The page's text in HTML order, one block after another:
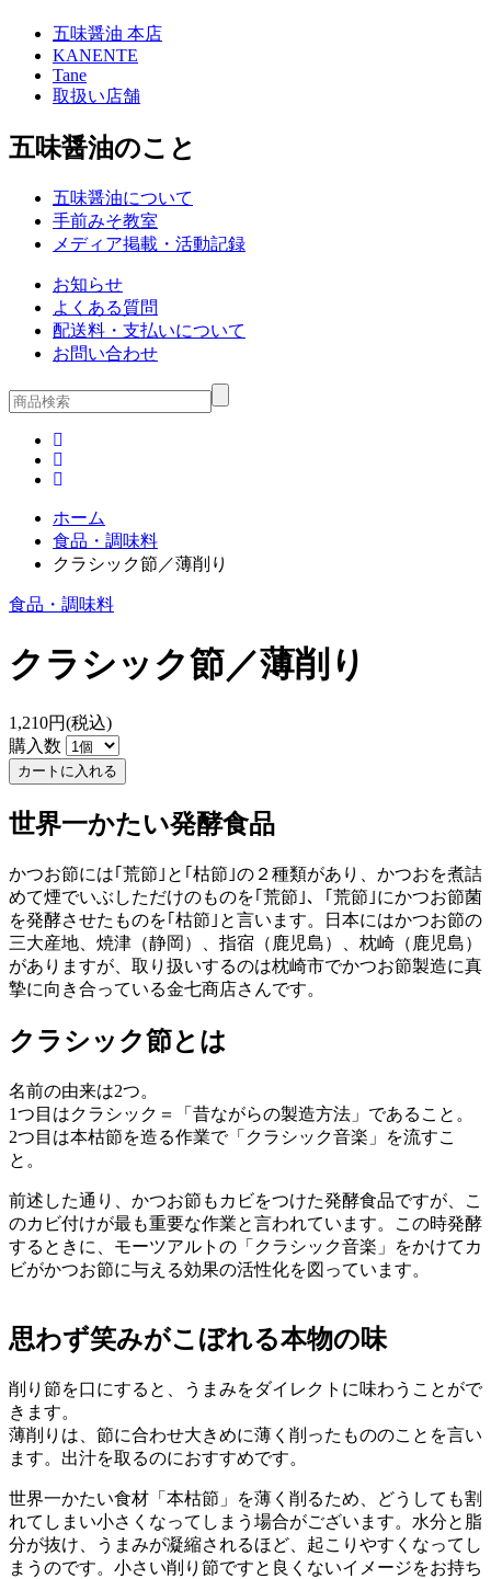
五味醤油 本店
KANENTE
Tane
取扱い店舗
五味醤油のこと
五味醤油について
手前みそ教室
メディア掲載・活動記録
お知らせ
よくある質問
配送料・支払いについて
お問い合わせ
ホーム
食品・調味料
クラシック節／薄削り
食品・調味料
クラシック節／薄削り
1,210円(税込)
購入数
世界一かたい発酵食品
かつお節には｢荒節｣と｢枯節｣の２種類があり、かつおを煮詰
めて煙でいぶしただけのものを｢荒節｣、｢荒節｣にかつお節菌
を発酵させたものを｢枯節｣と言います。日本にはかつお節の
三大産地、焼津（静岡）、指宿（鹿児島）、枕崎（鹿児島）
がありますが、取り扱いするのは枕崎市でかつお節製造に真
摯に向き合っている金七商店さんです。
クラシック節とは
名前の由来は2つ。
1つ目はクラシック＝「昔ながらの製造方法」であること。
2つ目は本枯節を造る作業で「クラシック音楽」を流すこ
と。
前述した通り、かつお節もカビをつけた発酵食品ですが、こ
のカビ付けが最も重要な作業と言われています。この時発酵
するときに、モーツアルトの「クラシック音楽」をかけてカ
ビがかつお節に与える効果の活性化を図っています。
思わず笑みがこぼれる本物の味
削り節を口にすると、うまみをダイレクトに味わうことがで
きます。
薄削りは、節に合わせ大きめに薄く削ったもののことを言い
ます。出汁を取るのにおすすめです。
世界一かたい食材「本枯節」を薄く削るため、どうしても割
れてしまい小さくなってしまう場合がございます。水分と脂
分が抜け、うまみが凝縮されるほど、起こりやすくなってし
まうのです。小さい削り節ですと良くないイメージをお持ち